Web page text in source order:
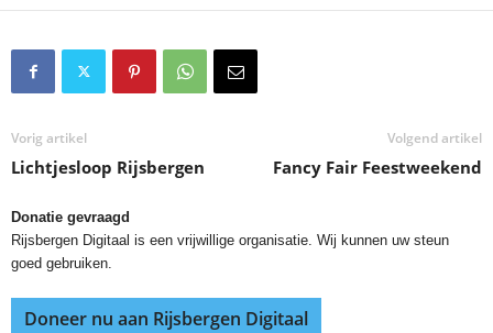
Vorig artikel
Lichtjesloop Rijsbergen
Volgend artikel
Fancy Fair Feestweekend
Donatie gevraagd
Rijsbergen Digitaal is een vrijwillige organisatie. Wij kunnen uw steun
goed gebruiken.
Doneer nu aan Rijsbergen Digitaal